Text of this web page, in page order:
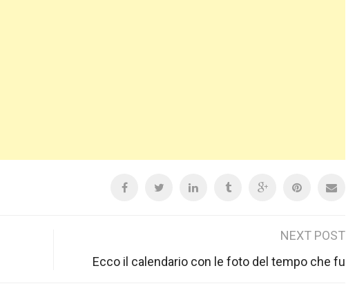
NEXT POST
Ecco il calendario con le foto del tempo che fu